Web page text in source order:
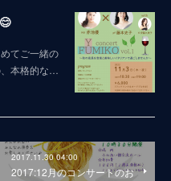
てご一緒の
、本格的な…
2017.11.30 04:00
2017:12月のコンサートのお